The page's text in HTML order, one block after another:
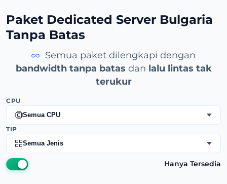
Paket Dedicated Server Bulgaria
Tanpa Batas
Semua paket dilengkapi dengan
bandwidth tanpa batas dan lalu lintas tak
terukur
CPU
Semua CPU
TIP
Semua Jenis
Hanya Tersedia